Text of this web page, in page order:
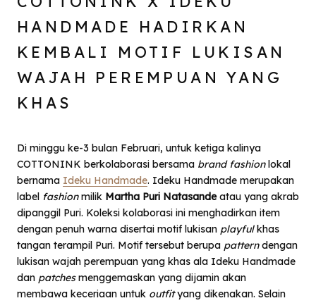
HANDMADE HADIRKAN
KEMBALI MOTIF LUKISAN
WAJAH PEREMPUAN YANG
KHAS
Di minggu ke-3 bulan Februari, untuk ketiga kalinya
COTTONINK berkolaborasi bersama brand fashionlokal
bernama Ideku Handmade. Ideku Handmade merupakan
label fashionmilik Martha Puri Natasandeatau yang akrab
dipanggil Puri. Koleksi kolaborasi ini menghadirkan item
dengan penuh warna disertai motif lukisan playfulkhas
tangan terampil Puri. Motif tersebut berupa patterndengan
lukisan wajah perempuan yang khas ala Ideku Handmade
dan patchesmenggemaskan yang dijamin akan
membawa keceriaan untuk outfityang dikenakan. Selain